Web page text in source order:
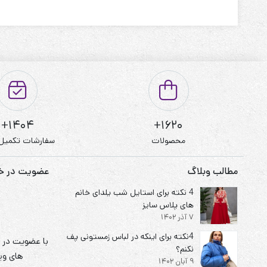
حلقه آستین : 55 سانت
چارت سایز شلوار
قد : 95 سانت
قد فاق : 35 سانت
دور ران : 65 تا 70
دور ساق : 45 تا 50
1620+
محصولات
1404+
سفارشات
مطالب وبلاگ
4 نکته برای استایل شب یلدای خانم
های پلاس سایز
7 آذر 1402
4نکته برای اینکه در لباس زمستونی پف
نکنم؟
9 آبان 1402
عضویت در
با عضویت در
های